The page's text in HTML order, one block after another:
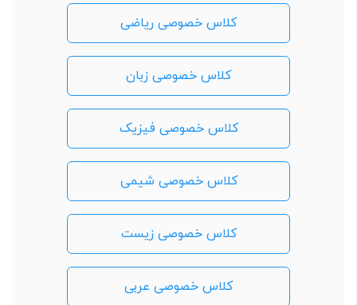
کلاس خصوصی ریاضی
کلاس خصوصی زبان
کلاس خصوصی فیزیک
کلاس خصوصی شیمی
کلاس خصوصی زیست
کلاس خصوصی عربی